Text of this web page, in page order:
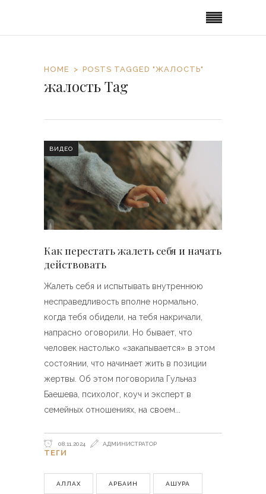
HOME POSTS TAGGED "ЖАЛОСТЬ"
жалость Tag
ВИДЕО
Как перестать жалеть себя и начать
действовать
Жалеть себя и испытывать внутреннюю
несправедливость вполне нормально,
когда тебя обидели, на тебя накричали,
напрасно оговорили. Но бывает, что
человек настолько «закапывается» в этом
состоянии, что начинает жить в позиции
жертвы. Об этом поговорила Гульназ
Баешева, психолог, коуч и эксперт в
семейных отношениях, на своем
08.11.2024 АДМИНИСТРАТОР
ТЕГИ
АЛЛАХ АРБАИН АШУРА